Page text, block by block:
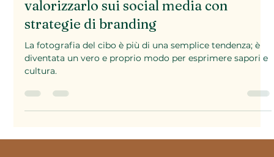
Come fotografare il cibo tradizionale e
valorizzarlo sui social media con
strategie di branding
La fotografia del cibo è più di una semplice tendenza; è
cultura.